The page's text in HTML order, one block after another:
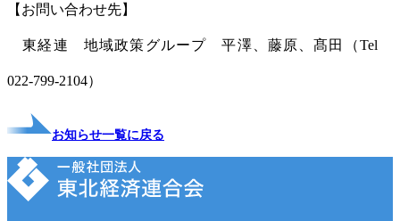
【お問い合わせ先】
東経連 地域政策グループ 平澤、藤原、髙田（Tel
022-799-2104）
お知らせ一覧に戻る